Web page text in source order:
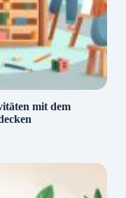
mit dem